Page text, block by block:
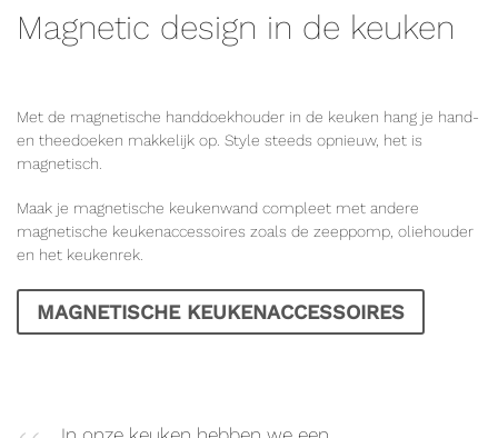
Magnetic design in de keuken
Met de magnetische handdoekhouder in de keuken hang je hand-
en theedoeken makkelijk op. Style steeds opnieuw, het is
magnetisch.
Maak je magnetische keukenwand compleet met andere
magnetische keukenaccessoires zoals de zeeppomp, oliehouder
en het keukenrek.
MAGNETISCHE KEUKENACCESSOIRES